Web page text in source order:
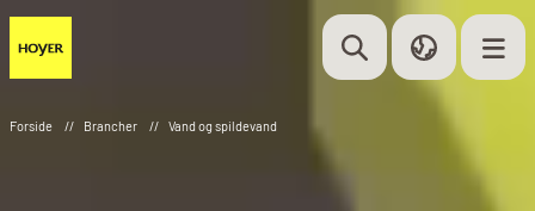
Forside // Brancher // Vand og spildevand